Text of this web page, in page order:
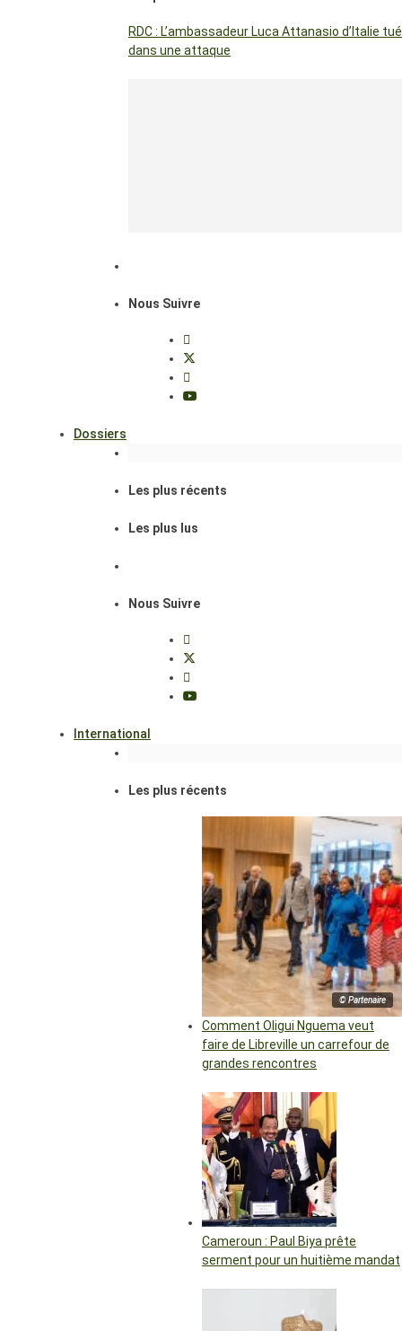
RDC : L’ambassadeur Luca Attanasio d’Italie tué
dans une attaque
Nous Suivre
Dossiers
Les plus récents
Les plus lus
Nous Suivre
International
Les plus récents
© Partenaire
Comment Oligui Nguema veut
faire de Libreville un carrefour de
grandes rencontres
Cameroun : Paul Biya prête
serment pour un huitième mandat